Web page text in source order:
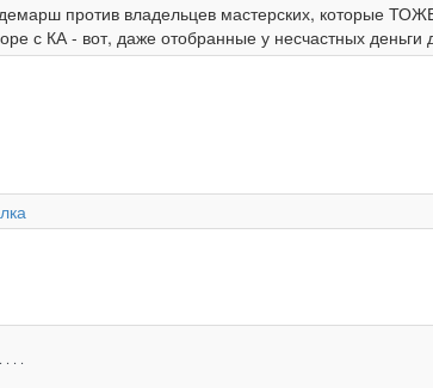
против владельцев мастерских, которые
с КА - вот, даже отобранные у несчастных деньги
. . .